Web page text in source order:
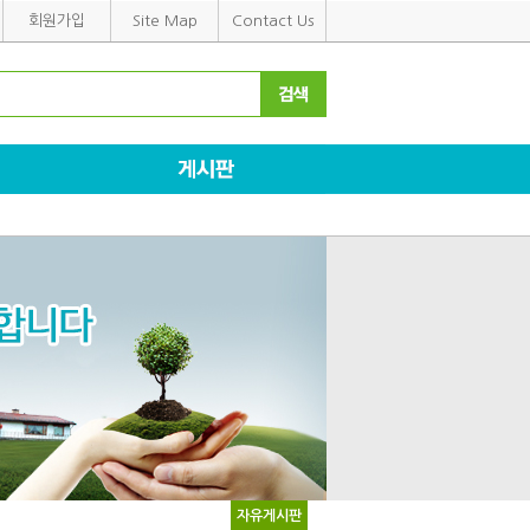
Contact Us
Site Map
회원가입
자유게시판